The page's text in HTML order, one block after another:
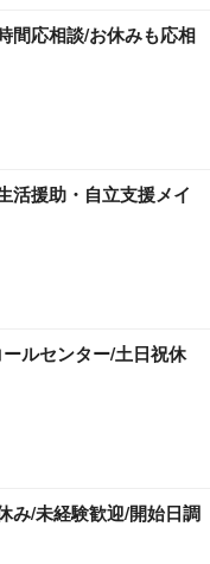
間応相談/お休みも応相
活援助・自立支援メイ
ルセンター/土日祝休
み/未経験歓迎/開始日調